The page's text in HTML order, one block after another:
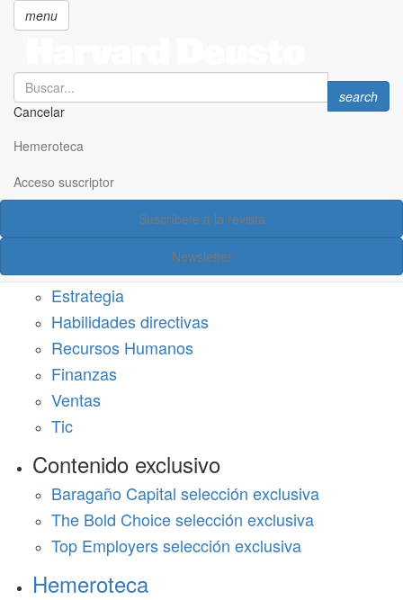
principal
menu
Search
Cancelar
Search
search
Hemeroteca
Acceso suscriptor
Suscríbete a la revista
Newsletter
Acceso suscriptor
Estrategia
Habilidades directivas
Recursos Humanos
Finanzas
Ventas
Tic
Contenido exclusivo
Baragaño Capital selección exclusiva
The Bold Choice selección exclusiva
Top Employers selección exclusiva
Hemeroteca